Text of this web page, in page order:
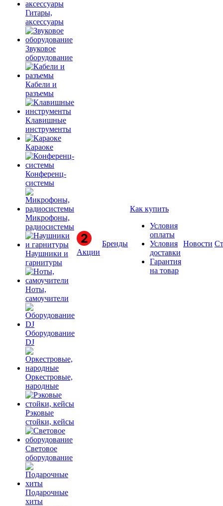
Гитары,
аксессуары
Звуковое
оборудование
Кабели и
разъемы
Клавишные
инструменты
Караоке
Конференц-
системы
Микрофоны,
радиосистемы
Наушники и
гарнитуры
Ноты,
самоучители
Оборудование
DJ
Оркестровые,
народные
Рэковые
стойки, кейсы
Световое
оборудование
Подарочные
хиты
Акции
Бренды
Как купить
Условия
оплаты
Условия
доставки
Гарантия
на товар
Новости